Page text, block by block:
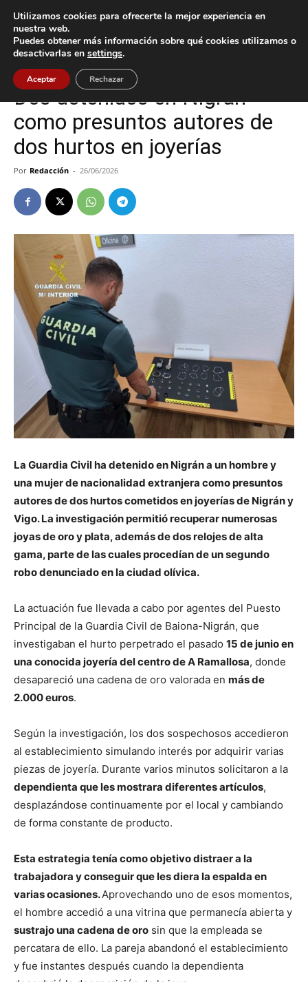
Inicio Baiona
Baiona Nigrán Vigo
Dos detenidos en Nigrán
como presuntos autores de
dos hurtos en joyerías
Por Redacción - 26/06/2026
La Guardia Civil ha detenido en Nigrán a un hombre y
una mujer de nacionalidad extranjera como presuntos
autores de dos hurtos cometidos en joyerías de Nigrán y
Vigo. La investigación permitió recuperar numerosas
joyas de oro y plata, además de dos relojes de alta
gama, parte de las cuales procedían de un segundo
robo denunciado en la ciudad olívica.
La actuación fue llevada a cabo por agentes del Puesto
Principal de la Guardia Civil de Baiona-Nigrán, que
investigaban el hurto perpetrado el pasado 15 de junio en
una conocida joyería del centro de A Ramallosa, donde
desapareció una cadena de oro valorada en más de
2.000 euros.
Según la investigación, los dos sospechosos accedieron
al establecimiento simulando interés por adquirir varias
piezas de joyería. Durante varios minutos solicitaron a la
dependienta que les mostrara diferentes artículos,
desplazándose continuamente por el local y cambiando
de forma constante de producto.
Esta estrategia tenía como objetivo distraer a la
trabajadora y conseguir que les diera la espalda en
varias ocasiones.Aprovechando uno de esos momentos,
el hombre accedió a una vitrina que permanecía abierta y
sustrajo una cadena de oro sin que la empleada se
percatara de ello. La pareja abandonó el establecimiento
y fue instantes después cuando la dependienta
Utilizamos cookies para ofrecerte la mejor experiencia en
nuestra web.
Puedes obtener más información sobre qué cookies utilizamos o
desactivarlas en settings.
Aceptar Rechazar